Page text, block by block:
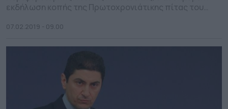
πραγματοποιήθηκε σε κεντρικό ξενοδοχείο της
του επιχειρηματικού κόσμου, της Αυτοδιοίκησης και
πρωθυπουργός Α. Σαμαράς, οι […]
07.02.2019 - 09.00